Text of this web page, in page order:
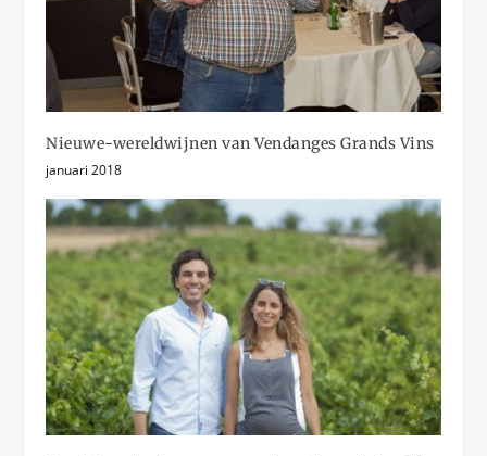
Nieuwe-wereldwijnen van Vendanges Grands Vins
januari 2018